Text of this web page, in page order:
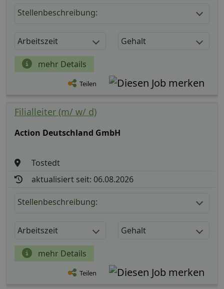
Stellenbeschreibung:
Arbeitszeit Gehalt
mehr Details
Teilen
Filialleiter (m/ w/ d)
Action Deutschland GmbH
Tostedt
aktualisiert seit: 06.08.2026
Stellenbeschreibung:
Arbeitszeit Gehalt
mehr Details
Teilen